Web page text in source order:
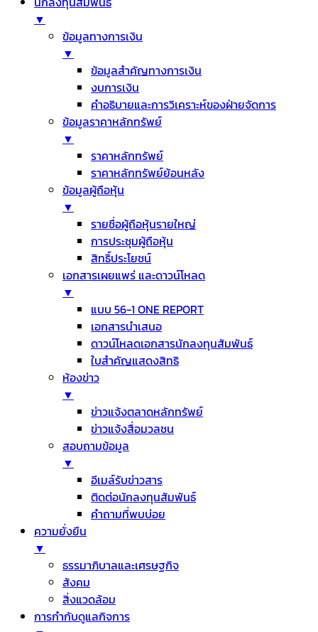
▼
ข้อมูลทางการเงิน
▼
ข้อมูลสำคัญทางการเงิน
งบการเงิน
คำอธิบายและการวิเคราะห์ของฝ่ายจัดการ
ข้อมูลราคาหลักทรัพย์
▼
ราคาหลักทรัพย์
ราคาหลักทรัพย์ย้อนหลัง
ข้อมูลผู้ถือหุ้น
▼
รายชื่อผู้ถือหุ้นรายใหญ่
การประชุมผู้ถือหุ้น
สิทธิ์ประโยชน์
เอกสารเผยแพร่ และดาวน์โหลด
▼
แบบ 56-1 ONE REPORT
เอกสารนำเสนอ
ดาวน์โหลดเอกสารนักลงทุนสัมพันธ์
ใบสำคัญแสดงสิทธิ
ห้องข่าว
▼
ข่าวแจ้งตลาดหลักทรัพย์
ข่าวแจ้งสื่อมวลชน
สอบถามข้อมูล
▼
อีเมล์รับข่าวสาร
ติดต่อนักลงทุนสัมพันธ์
คำถามที่พบบ่อย
ความยั่งยืน
▼
ธรรมาภิบาลและเศรษฐกิจ
สังคม
สิ่งแวดล้อม
การกำกับดูแลกิจการ